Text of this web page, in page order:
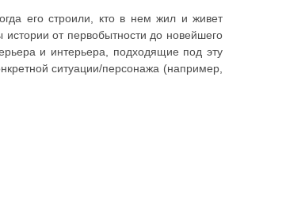
его строили, кто в нем жил и живет
от первобытности до новейшего
и интерьера, подходящие под эту
ситуации/персонажа (например,